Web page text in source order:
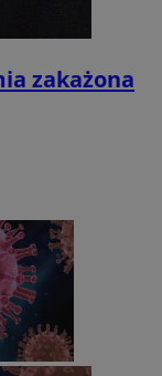
zakażona